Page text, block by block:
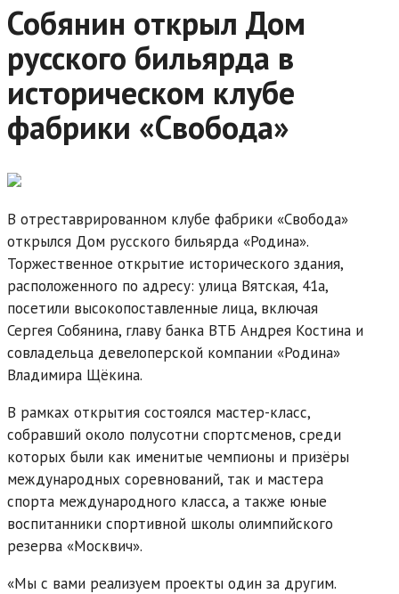
Собянин открыл Дом
русского бильярда в
историческом клубе
фабрики «Свобода»
В отреставрированном клубе фабрики «Свобода»
открылся Дом русского бильярда «Родина».
Торжественное открытие исторического здания,
расположенного по адресу: улица Вятская, 41а,
посетили высокопоставленные лица, включая
Сергея Собянина, главу банка ВТБ Андрея Костина и
совладельца девелоперской компании «Родина»
Владимира Щёкина.
В рамках открытия состоялся мастер-класс,
собравший около полусотни спортсменов, среди
которых были как именитые чемпионы и призёры
международных соревнований, так и мастера
спорта международного класса, а также юные
воспитанники спортивной школы олимпийского
резерва «Москвич».
«Мы с вами реализуем проекты один за другим.